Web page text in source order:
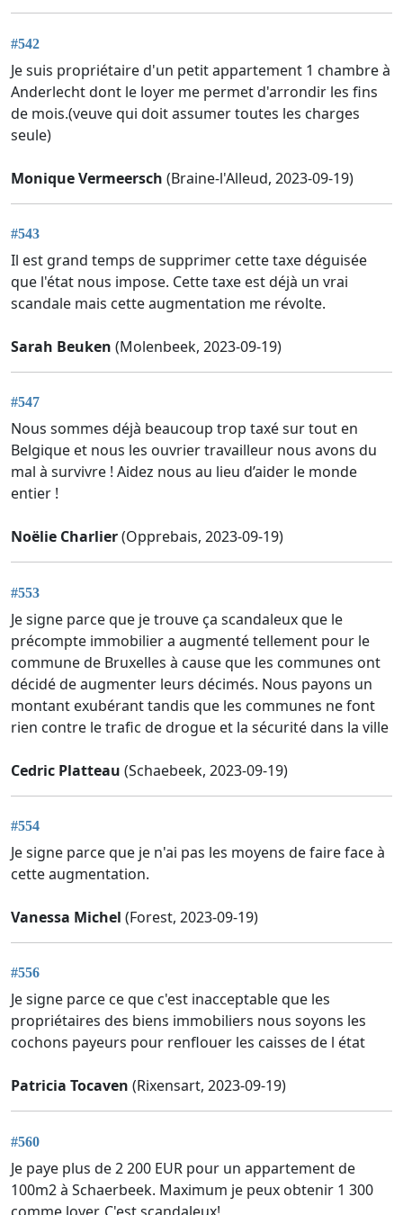
#542
Je suis propriétaire d'un petit appartement 1 chambre à
Anderlecht dont le loyer me permet d'arrondir les fins
de mois.(veuve qui doit assumer toutes les charges
seule)
Monique Vermeersch (Braine-l'Alleud, 2023-09-19)
#543
Il est grand temps de supprimer cette taxe déguisée
que l'état nous impose. Cette taxe est déjà un vrai
scandale mais cette augmentation me révolte.
Sarah Beuken (Molenbeek, 2023-09-19)
#547
Nous sommes déjà beaucoup trop taxé sur tout en
Belgique et nous les ouvrier travailleur nous avons du
mal à survivre ! Aidez nous au lieu d’aider le monde
entier !
Noëlie Charlier(Opprebais, 2023-09-19)
#553
Je signe parce que je trouve ça scandaleux que le
précompte immobilier a augmenté tellement pour le
commune de Bruxelles à cause que les communes ont
décidé de augmenter leurs décimés. Nous payons un
montant exubérant tandis que les communes ne font
rien contre le trafic de drogue et la sécurité dans la ville
Cedric Platteau (Schaebeek, 2023-09-19)
#554
Je signe parce que je n'ai pas les moyens de faire face à
cette augmentation.
Vanessa Michel (Forest, 2023-09-19)
#556
Je signe parce ce que c'est inacceptable que les
propriétaires des biens immobiliers nous soyons les
cochons payeurs pour renflouer les caisses de l état
Patricia Tocaven (Rixensart, 2023-09-19)
#560
Je paye plus de 2 200 EUR pour un appartement de
100m2 à Schaerbeek. Maximum je peux obtenir 1 300